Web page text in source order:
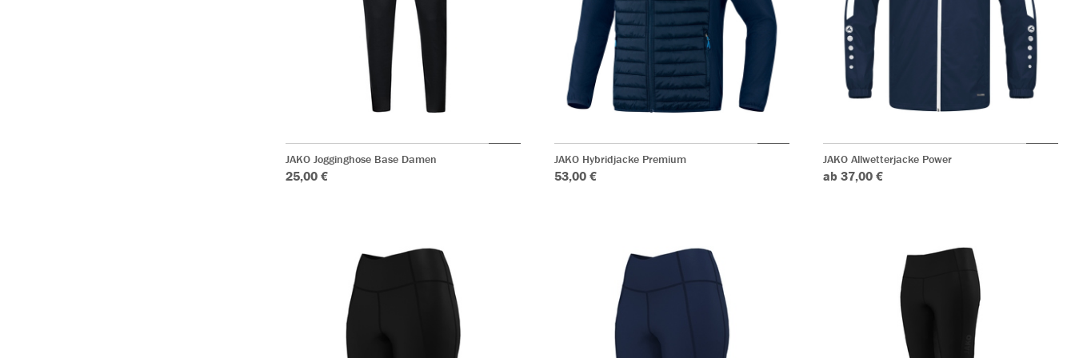
JAKO Jogginghose Base Damen
25,00 €
JAKO Hybridjacke Premium
53,00 €
JAKO Allwetterjacke Power
ab 37,00 €